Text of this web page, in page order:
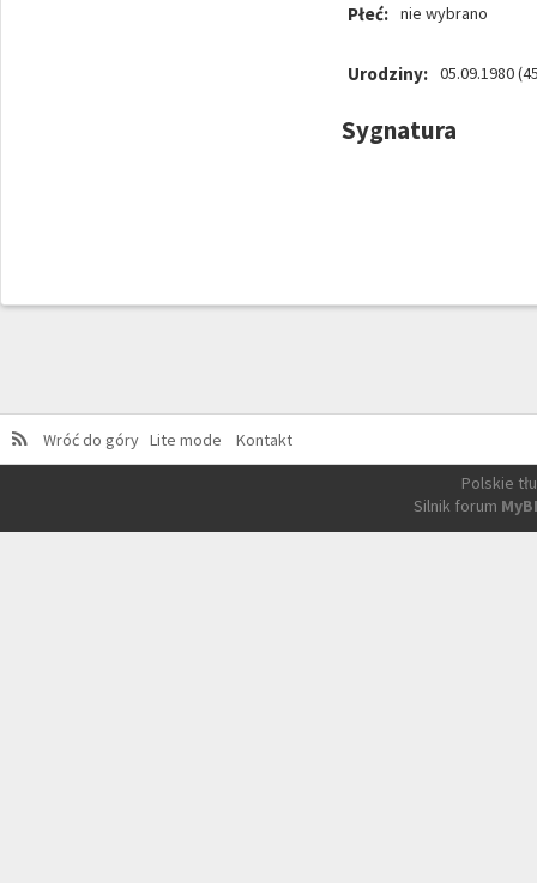
Płeć: nie wybrano
Urodziny: 05.09.1980
Sygnatura
Wróć do góry Lite mode
Kontakt
Polskie
Silnik forum